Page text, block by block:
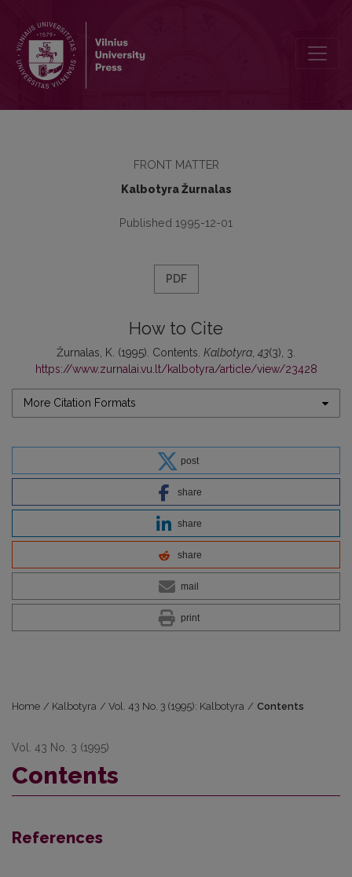
FRONT MATTER
Kalbotyra Žurnalas
Published 1995-12-01
PDF
How to Cite
Žurnalas, K. (1995). Contents. Kalbotyra ,43(3), 3.
https://www.zurnalai.vu.lt/kalbotyra/article/view/23428
More Citation Formats
post
share
share
share
mail
print
Home / Kalbotyra / Vol. 43 No. 3 (1995): Kalbotyra / Contents
Vol. 43 No. 3 (1995)
Contents
References